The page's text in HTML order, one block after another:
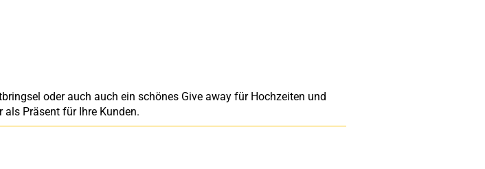
oder auch auch ein schönes Give away für Hochzeiten und
als Präsent für Ihre Kunden.